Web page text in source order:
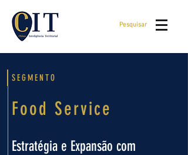
Pesquisar
SEGMENTO
Food Service
Estratégia e Expansão com